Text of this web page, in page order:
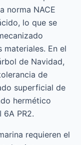
norma NACE
lo que se
En el
de Navidad,
de
superficial de
hermético
PR2.
requieren el